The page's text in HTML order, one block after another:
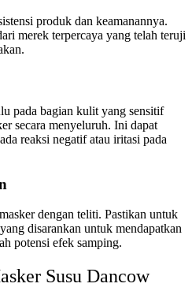
produk dan keamanannya.
merek terpercaya yang telah teruji
pada bagian kulit yang sensitif
secara menyeluruh. Ini dapat
reaksi negatif atau iritasi pada
dengan teliti. Pastikan untuk
disarankan untuk mendapatkan
potensi efek samping.
Susu Dancow